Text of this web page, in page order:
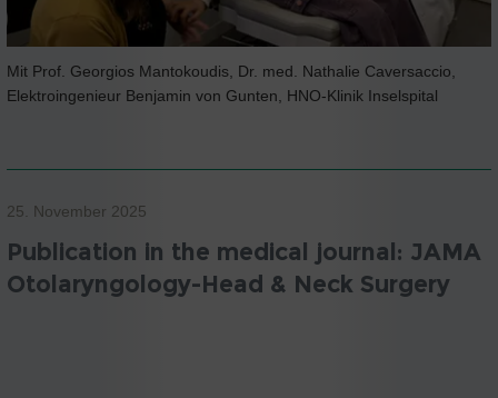
Mit Prof. Georgios Mantokoudis, Dr. med. Nathalie Caversaccio,
Elektroingenieur Benjamin von Gunten, HNO-Klinik Inselspital
25. November 2025
Publication in the medical journal: JAMA
Otolaryngology-Head & Neck Surgery